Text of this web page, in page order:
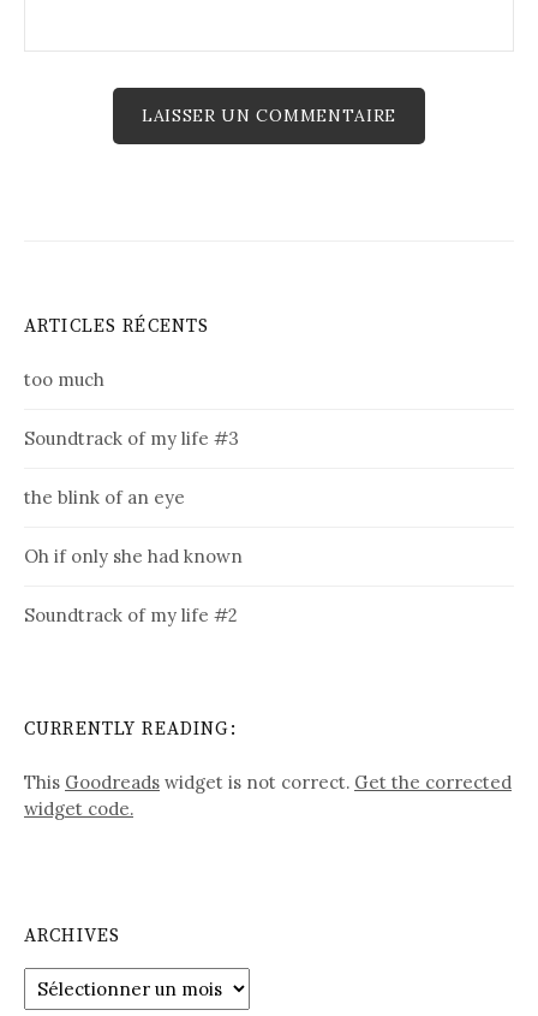
ARTICLES RÉCENTS
too much
Soundtrack of my life #3
the blink of an eye
Oh if only she had known
Soundtrack of my life #2
CURRENTLY READING:
This Goodreads widget is not correct. Get the corrected
widget code.
ARCHIVES
Archives